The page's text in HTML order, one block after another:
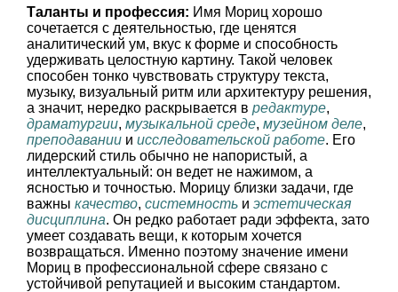
Таланты и профессия: Имя Мориц хорошо
сочетается с деятельностью, где ценятся
аналитический ум, вкус к форме и способность
удерживать целостную картину. Такой человек
способен тонко чувствовать структуру текста,
музыку, визуальный ритм или архитектуру решения,
а значит, нередко раскрывается в редактуре,
драматургии, музыкальной среде, музейном деле,
преподавании и исследовательской работе. Его
лидерский стиль обычно не напористый, а
интеллектуальный: он ведет не нажимом, а
ясностью и точностью. Морицу близки задачи, где
важны качество, системность и эстетическая
дисциплина. Он редко работает ради эффекта, зато
умеет создавать вещи, к которым хочется
возвращаться. Именно поэтому значение имени
Мориц в профессиональной сфере связано с
устойчивой репутацией и высоким стандартом.